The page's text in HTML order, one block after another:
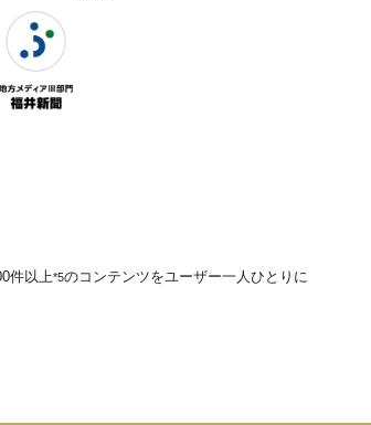
件以上*5のコンテンツをユーザー一人ひとりに